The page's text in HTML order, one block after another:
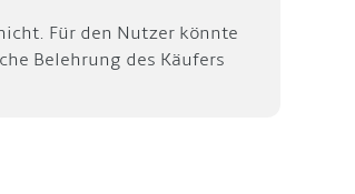
Für den Nutzer könnte
Belehrung des Käufers